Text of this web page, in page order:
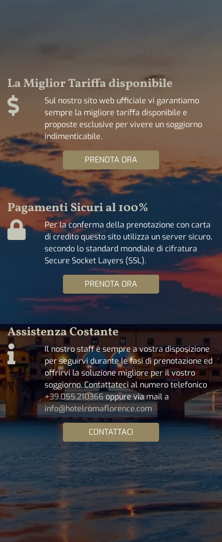
La Miglior Tariffa disponibile
Sul nostro sito web ufficiale vi garantiamo
sempre la migliore tariffa disponibile e
proposte esclusive per vivere un soggiorno
indimenticabile.
PRENOTA ORA
Pagamenti Sicuri al 100%
Per la conferma della prenotazione con carta
di credito questo sito utilizza un server sicuro,
secondo lo standard mondiale di cifratura
Secure Socket Layers (SSL).
PRENOTA ORA
Assistenza Costante
Il nostro staff è sempre a vostra disposizione
per seguirvi durante le fasi di prenotazione ed
offrirvi la soluzione migliore per il vostro
soggiorno. Contattateci al numero telefonico
+39.055.210366 oppure via mail a
info@hotelromaflorence.com
CONTATTACI